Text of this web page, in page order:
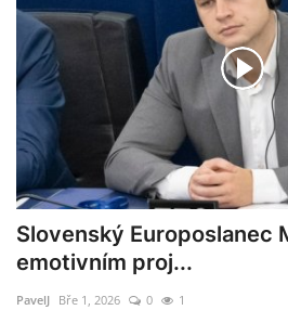
Slovenský Europoslanec
emotivním proj...
PavelJ Bře 1, 2026 0 1